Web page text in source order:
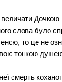
Дочкою
слова було
то це не
тонкою душею.
смерть